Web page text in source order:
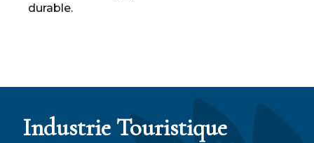
durable.
Industrie Touristique